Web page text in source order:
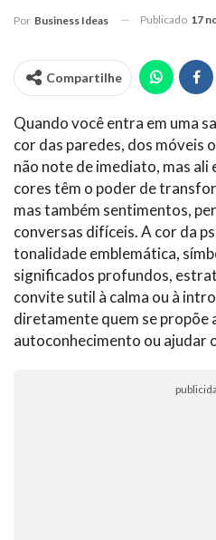
Por Business Ideas Publicado 17
Compartilhe
Quando você entra em uma
cor das paredes, dos móveis
não note de imediato, mas ali
cores têm o poder de
mas também sentimentos,
conversas difíceis. A cor da
tonalidade emblemática,
significados profundos,
convite sutil à calma ou à
diretamente quem se propõe
autoconhecimento ou ajudar